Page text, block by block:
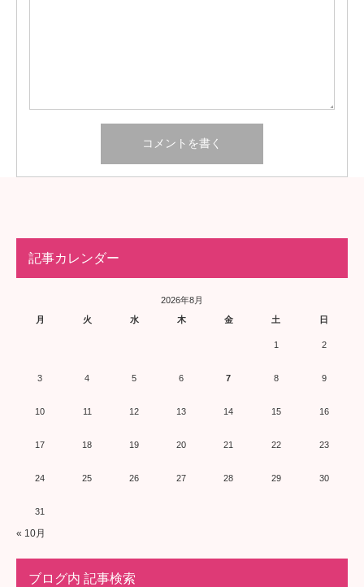
記事カレンダー
2026年8月
月
火 水 木 金 土 日
1 2
3 4 5 6 7 8 9
10 11 12 13 14 15 16
17 18 19 20 21 22 23
24 25 26 27 28 29 30
31
« 10月
ブログ内 記事検索